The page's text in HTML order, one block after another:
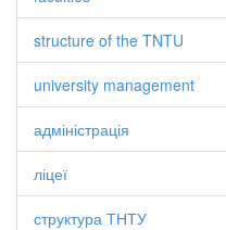
structure of the TNTU
university management
адміністрація
ліцеї
структура ТНТУ